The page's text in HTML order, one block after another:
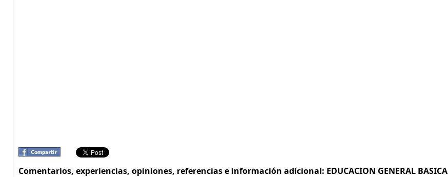
Comentarios, experiencias, opiniones, referencias e información adicional: EDUCACION GENERAL BASICA